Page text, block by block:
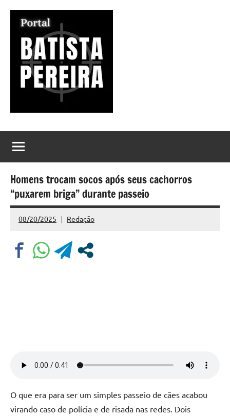
conteúdo
Batista
Pereira
Portal
de
Homens trocam socos após seus cachorros
“puxarem briga” durante passeio
08/20/2025 Redação
Nenhum
O que era para ser um simples passeio de cães acabou
virando caso de polícia e de risada nas redes. Dois